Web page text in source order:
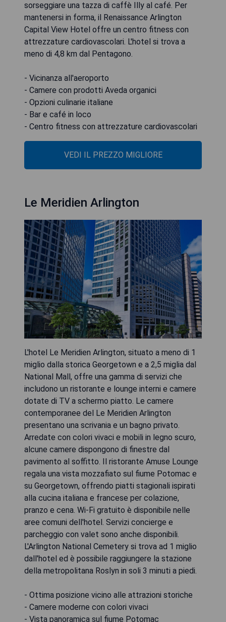
sorseggiare una tazza di caffè Illy al café. Per
mantenersi in forma, il Renaissance Arlington
Capital View Hotel offre un centro fitness con
attrezzature cardiovascolari. L'hotel si trova a
meno di 4,8 km dal Pentagono.
- Vicinanza all'aeroporto
- Camere con prodotti Aveda organici
- Opzioni culinarie italiane
- Bar e café in loco
- Centro fitness con attrezzature cardiovascolari
VEDI IL PREZZO MIGLIORE
Le Meridien Arlington
L'hotel Le Meridien Arlington, situato a meno di 1
miglio dalla storica Georgetown e a 2,5 miglia dal
National Mall, offre una gamma di servizi che
includono un ristorante e lounge interni e camere
dotate di TV a schermo piatto. Le camere
contemporanee del Le Meridien Arlington
presentano una scrivania e un bagno privato.
Arredate con colori vivaci e mobili in legno scuro,
alcune camere dispongono di finestre dal
pavimento al soffitto. Il ristorante Amuse Lounge
regala una vista mozzafiato sul fiume Potomac e
su Georgetown, offrendo piatti stagionali ispirati
alla cucina italiana e francese per colazione,
pranzo e cena. Wi-Fi gratuito è disponibile nelle
aree comuni dell'hotel. Servizi concierge e
parcheggio con valet sono anche disponibili.
L'Arlington National Cemetery si trova ad 1 miglio
dall'hotel ed è possibile raggiungere la stazione
della metropolitana Roslyn in soli 3 minuti a piedi.
- Ottima posizione vicino alle attrazioni storiche
- Camere moderne con colori vivaci
- Vista panoramica sul fiume Potomac